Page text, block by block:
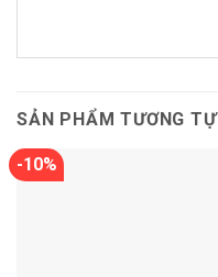
SẢN PHẨM TƯƠNG TỰ
-10%